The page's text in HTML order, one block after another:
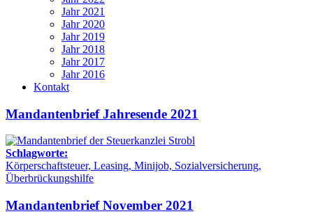
Jahr 2021
Jahr 2020
Jahr 2019
Jahr 2018
Jahr 2017
Jahr 2016
Kontakt
Mandantenbrief Jahresende 2021
Schlagworte:
Körperschaftsteuer, Leasing, Minijob, Sozialversicherung,
Überbrückungshilfe
Mandantenbrief November 2021